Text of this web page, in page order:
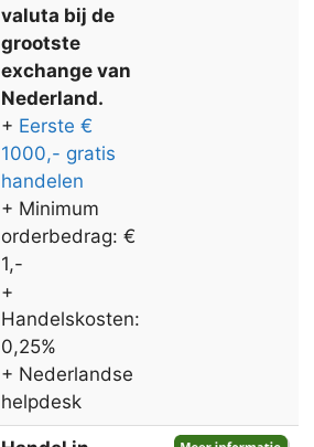
valuta bij de
grootste
exchange van
Nederland.
+ Eerste €
1000,- gratis
handelen
+ Minimum
orderbedrag: €
1,-
+
Handelskosten:
0,25%
+ Nederlandse
helpdesk